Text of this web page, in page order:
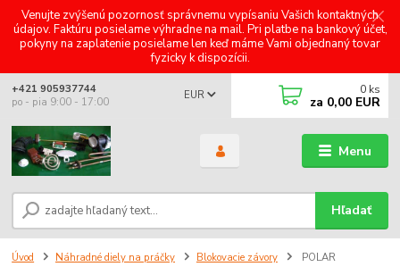
Venujte zvýšenú pozornosť správnemu vypísaniu Vašich kontaktných
údajov. Faktúru posielame výhradne na mail. Pri platbe na bankový účet,
pokyny na zaplatenie posielame len keď máme Vami objednaný tovar
fyzicky k dispozícii.
Menu
EUR
Hľadať
+421 905937744
po - pia 9:00 - 17:00
0 ks
za 0,00 EUR
Úvod Náhradné diely na práčky Blokovacie závory POLAR